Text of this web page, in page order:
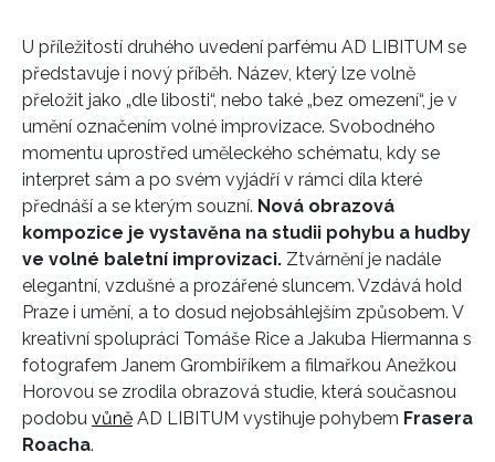
U příležitostí druhého uvedení parfému AD LIBITUM se
představuje i nový příběh. Název, který lze volně
přeložit jako „dle libosti“, nebo také „bez omezení“, je v
umění označením volné improvizace. Svobodného
momentu uprostřed uměleckého schématu, kdy se
interpret sám a po svém vyjádří v rámci díla které
přednáší a se kterým souzní. Nová obrazová
kompozice je vystavěna na studii pohybu a hudby
ve volné baletní improvizaci. Ztvárnění je nadále
elegantní, vzdušné a prozářené sluncem. Vzdává hold
Praze i umění, a to dosud nejobsáhlejším způsobem. V
kreativní spolupráci Tomáše Rice a Jakuba Hiermanna s
fotografem Janem Grombiříkem a filmařkou Anežkou
Horovou se zrodila obrazová studie, která současnou
podobu vůně AD LIBITUM vystihuje pohybem Frasera
Roacha.